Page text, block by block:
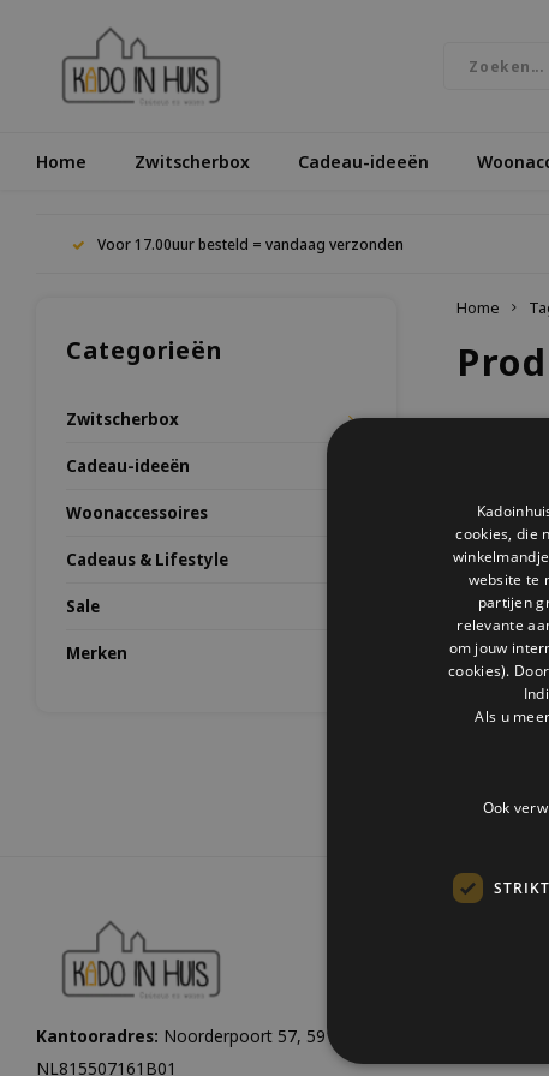
Home Zwitscherbox Cadeau-ideeën
Voor 17.00uur besteld = vandaag verzonden
Categorieën
Zwitscherbox
Cadeau-ideeën
Woonaccessoires
Cadeaus & Lifestyle
Sale
Merken
Home
Geen
Kantooradres: Noorderpoort 57, 5916 PJ Venlo |
NL815507161B01
cookies, die
website te
partijen
relevante
om jouw
cookies).
Als u
Ook